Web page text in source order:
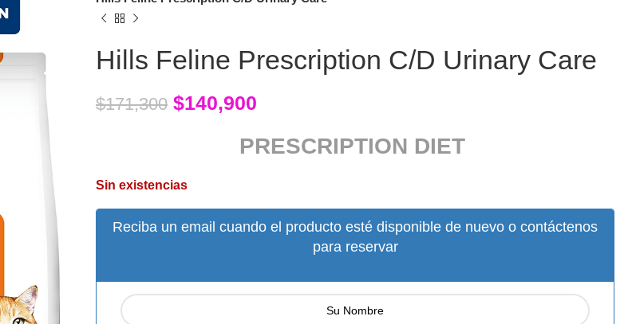
Hills Feline Prescription C/D Urinary Care
$171,300 $140,900
PRESCRIPTION DIET
Sin existencias
Reciba un email cuando el producto esté disponible de nuevo o contáctenos
para reservar